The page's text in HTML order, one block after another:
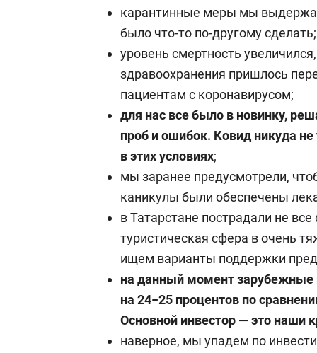
карантинные меры мы
было что-то по-другому сделать;
уровень смертность
здравоохранения пришлось
пациентам с коронавирусом;
для нас все было в новинку,
проб и ошибок. Ковид никуда
в этих условиях;
мы заранее предусмотрели,
каникулы были обеспечены
в Татарстане пострадали не
туристическая сфера в очень
ищем варианты поддержки
на данный момент зарубежные
на 24−25 процентов по
Основной инвестор — это наши
наверное, мы упадем по